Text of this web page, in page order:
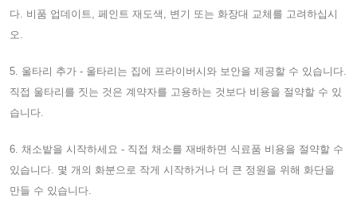
다. 비품 업데이트, 페인트 재도색, 변기 또는 화장대 교체를 고려하십시
오.
5. 울타리 추가 - 울타리는 집에 프라이버시와 보안을 제공할 수 있습니다.
직접 울타리를 짓는 것은 계약자를 고용하는 것보다 비용을 절약할 수 있
습니다.
6. 채소밭을 시작하세요 - 직접 채소를 재배하면 식료품 비용을 절약할 수
있습니다. 몇 개의 화분으로 작게 시작하거나 더 큰 정원을 위해 화단을
만들 수 있습니다.